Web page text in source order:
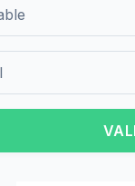
d'inscription pour